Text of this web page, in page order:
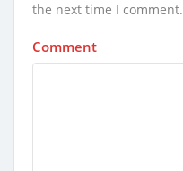
the next time I comment.
Comment